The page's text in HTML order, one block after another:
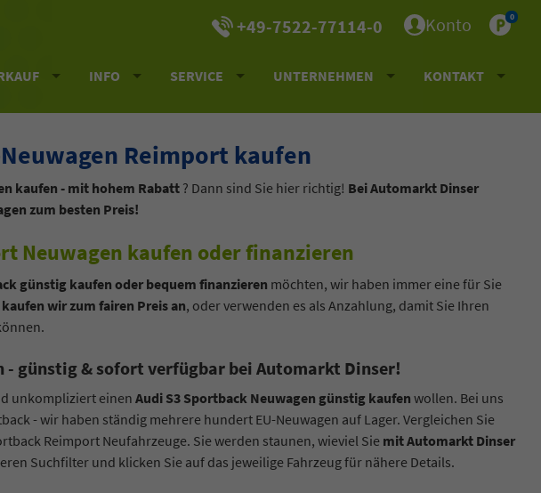
+49-7522-77114-0 Konto 0
INFO SERVICE UNTERNEHMEN KONTAKT
Reimport kaufen
kaufen - mit hohem Rabatt ? Dann sind Sie hier richtig! Bei Automarkt Dinser
zum besten Preis!
Neuwagen kaufen oder finanzieren
günstig kaufen oder bequem finanzieren möchten, wir haben immer eine für Sie
wir zum fairen Preis an, oder verwenden es als Anzahlung, damit Sie Ihren
- günstig & sofort verfügbar bei Automarkt Dinser!
unkompliziert einenAudi S3 Sportback Neuwagen günstig kaufen wollen. Bei uns
- wir haben ständig mehrere hundert EU-Neuwagen auf Lager. Vergleichen Sie
Reimport Neufahrzeuge. Sie werden staunen, wieviel Sie mit Automarkt Dinser
Suchfilter und klicken Sie auf das jeweilige Fahrzeug für nähere Details.